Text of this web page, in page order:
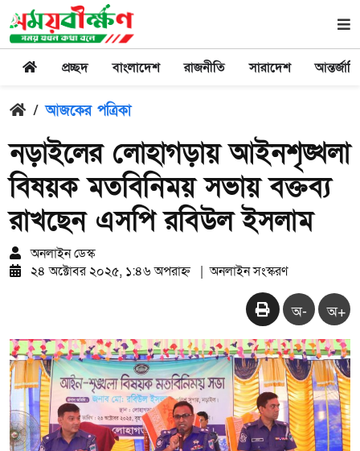
প্রচ্ছদ বাংলাদেশ রাজনীতি সারাদেশ
/ আজকের পত্রিকা
নড়াইলের লোহাগড়ায় আইনশৃঙ্খলা
বিষয়ক মতবিনিময় সভায় বক্তব্য
রাখছেন এসপি রবিউল ইসলাম
অনলাইন ডেস্ক
২৪ অক্টোবর ২০২৫, ১:৪৬ অপরাহ্ন | অনলাইন সংস্করণ
অ- অ+